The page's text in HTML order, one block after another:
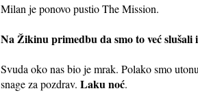
Milan je ponovo pustio The Mission.
Na Žikinu primedbu da smo to već slušali
Svuda oko nas bio je mrak. Polako smo
snage za pozdrav. Laku noć.